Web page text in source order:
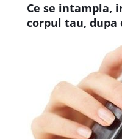
Ce se intampla,
corpul tau, dupa